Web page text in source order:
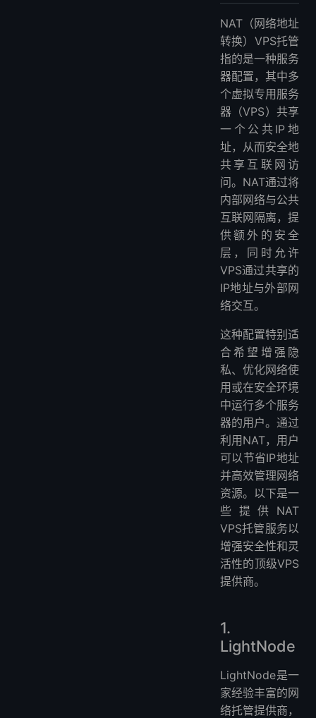
NAT（网络地址
转换）VPS托管
指的是一种服务
器配置，其中多
个虚拟专用服务
器（VPS）共享
一个公共IP地
址，从而安全地
共享互联网访
问。NAT通过将
内部网络与公共
互联网隔离，提
供额外的安全
层，同时允许
VPS通过共享的
IP地址与外部网
络交互。
这种配置特别适
合希望增强隐
私、优化网络使
用或在安全环境
中运行多个服务
器的用户。通过
利用NAT，用户
可以节省IP地址
并高效管理网络
资源。以下是一
些提供NAT
VPS托管服务以
增强安全性和灵
活性的顶级VPS
提供商。
1.
LightNode
LightNode是一
家经验丰富的网
络托管提供商，